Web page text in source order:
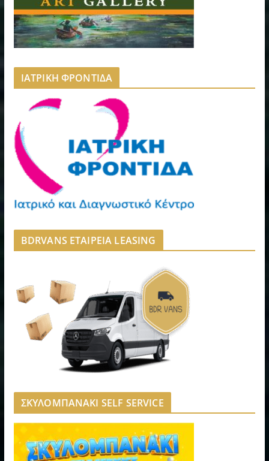
ΙΑΤΡΙΚΗ ΦΡΟΝΤΙΔΑ
BDRVANS ΕΤΑΙΡΕΙΑ LEASING
ΣΚΥΛΟΜΠΑΝΑΚΙ SELF SERVICE